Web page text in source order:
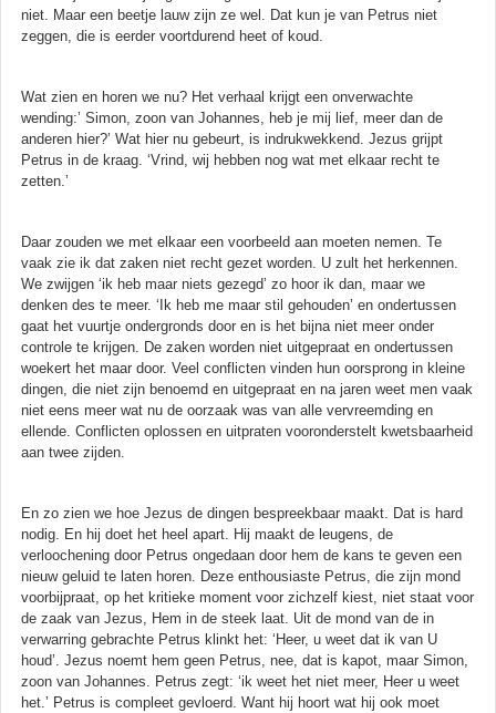
niet. Maar een beetje lauw zijn ze wel. Dat kun je van Petrus niet
zeggen, die is eerder voortdurend heet of koud.
Wat zien en horen we nu? Het verhaal krijgt een onverwachte
wending:’ Simon, zoon van Johannes, heb je mij lief, meer dan de
anderen hier?’ Wat hier nu gebeurt, is indrukwekkend. Jezus grijpt
Petrus in de kraag. ‘Vrind, wij hebben nog wat met elkaar recht te
zetten.’
Daar zouden we met elkaar een voorbeeld aan moeten nemen. Te
vaak zie ik dat zaken niet recht gezet worden. U zult het herkennen.
We zwijgen ‘ik heb maar niets gezegd’ zo hoor ik dan, maar we
denken des te meer. ‘Ik heb me maar stil gehouden’ en ondertussen
gaat het vuurtje ondergronds door en is het bijna niet meer onder
controle te krijgen. De zaken worden niet uitgepraat en ondertussen
woekert het maar door. Veel conflicten vinden hun oorsprong in kleine
dingen, die niet zijn benoemd en uitgepraat en na jaren weet men vaak
niet eens meer wat nu de oorzaak was van alle vervreemding en
ellende. Conflicten oplossen en uitpraten vooronderstelt kwetsbaarheid
aan twee zijden.
En zo zien we hoe Jezus de dingen bespreekbaar maakt. Dat is hard
nodig. En hij doet het heel apart. Hij maakt de leugens, de
verloochening door Petrus ongedaan door hem de kans te geven een
nieuw geluid te laten horen. Deze enthousiaste Petrus, die zijn mond
voorbijpraat, op het kritieke moment voor zichzelf kiest, niet staat voor
de zaak van Jezus, Hem in de steek laat. Uit de mond van de in
verwarring gebrachte Petrus klinkt het: ‘Heer, u weet dat ik van U
houd’. Jezus noemt hem geen Petrus, nee, dat is kapot, maar Simon,
zoon van Johannes. Petrus zegt: ‘ik weet het niet meer, Heer u weet
het.’ Petrus is compleet gevloerd. Want hij hoort wat hij ook moet